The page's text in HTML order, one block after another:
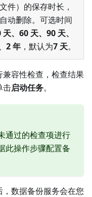
件）的保存时长，
动删除。可选时间
、60 天、90 天、
2 年 ，默认为7 天。
容性检查，检查结果
击启动任务。
通过的检查项进行
此操作步骤配置备
，数据备份服务会在您